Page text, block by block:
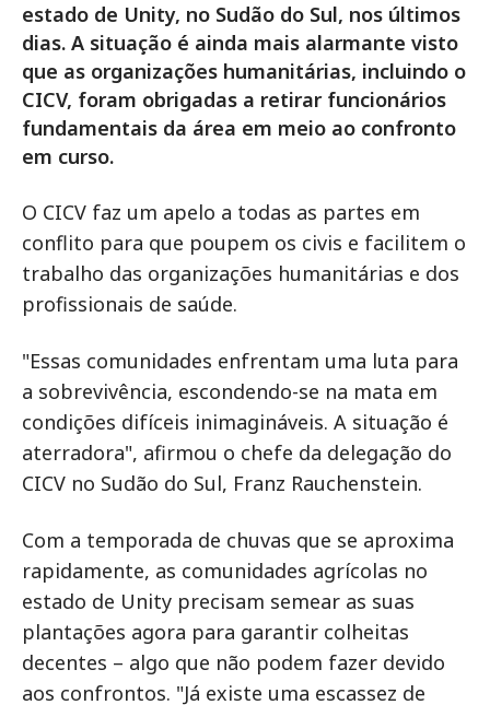
estado de Unity, no Sudão do Sul, nos últimos
dias. A situação é ainda mais alarmante visto
que as organizações humanitárias, incluindo o
CICV, foram obrigadas a retirar funcionários
fundamentais da área em meio ao confronto
em curso.
O CICV faz um apelo a todas as partes em
conflito para que poupem os civis e facilitem o
trabalho das organizações humanitárias e dos
profissionais de saúde.
"Essas comunidades enfrentam uma luta para
a sobrevivência, escondendo-se na mata em
condições difíceis inimagináveis. A situação é
aterradora", afirmou o chefe da delegação do
CICV no Sudão do Sul, Franz Rauchenstein.
Com a temporada de chuvas que se aproxima
rapidamente, as comunidades agrícolas no
estado de Unity precisam semear as suas
plantações agora para garantir colheitas
decentes – algo que não podem fazer devido
aos confrontos. "Já existe uma escassez de